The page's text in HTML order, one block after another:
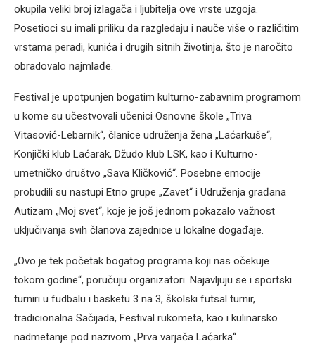
okupila veliki broj izlagača i ljubitelja ove vrste uzgoja.
Posetioci su imali priliku da razgledaju i nauče više o različitim
vrstama peradi, kunića i drugih sitnih životinja, što je naročito
obradovalo najmlađe.
Festival je upotpunjen bogatim kulturno-zabavnim programom
u kome su učestvovali učenici Osnovne škole „Triva
Vitasović-Lebarnik“, članice udruženja žena „Laćarkuše“,
Konjički klub Laćarak, Džudo klub LSK, kao i Kulturno-
umetničko društvo „Sava Kličković“. Posebne emocije
probudili su nastupi Etno grupe „Zavet“ i Udruženja građana
Autizam „Moj svet“, koje je još jednom pokazalo važnost
uključivanja svih članova zajednice u lokalne događaje.
„Ovo je tek početak bogatog programa koji nas očekuje
tokom godine“, poručuju organizatori. Najavljuju se i sportski
turniri u fudbalu i basketu 3 na 3, školski futsal turnir,
tradicionalna Sačijada, Festival rukometa, kao i kulinarsko
nadmetanje pod nazivom „Prva varjača Laćarka“.